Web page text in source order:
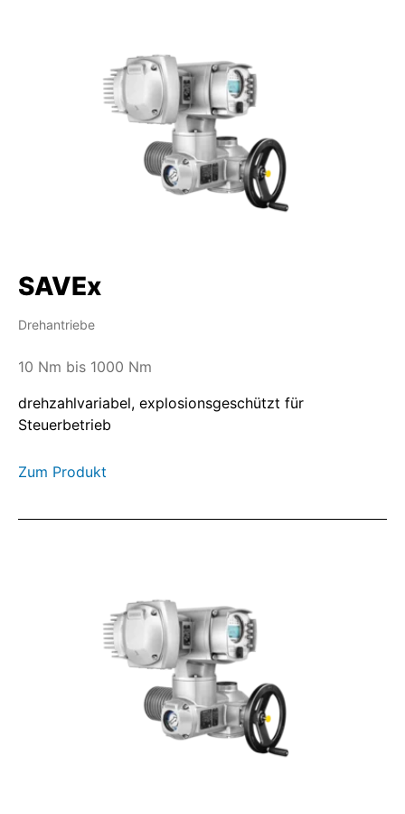
SAVEx
Drehantriebe
10 Nm bis 1000 Nm
drehzahlvariabel, explosionsgeschützt für
Steuerbetrieb
Zum Produkt